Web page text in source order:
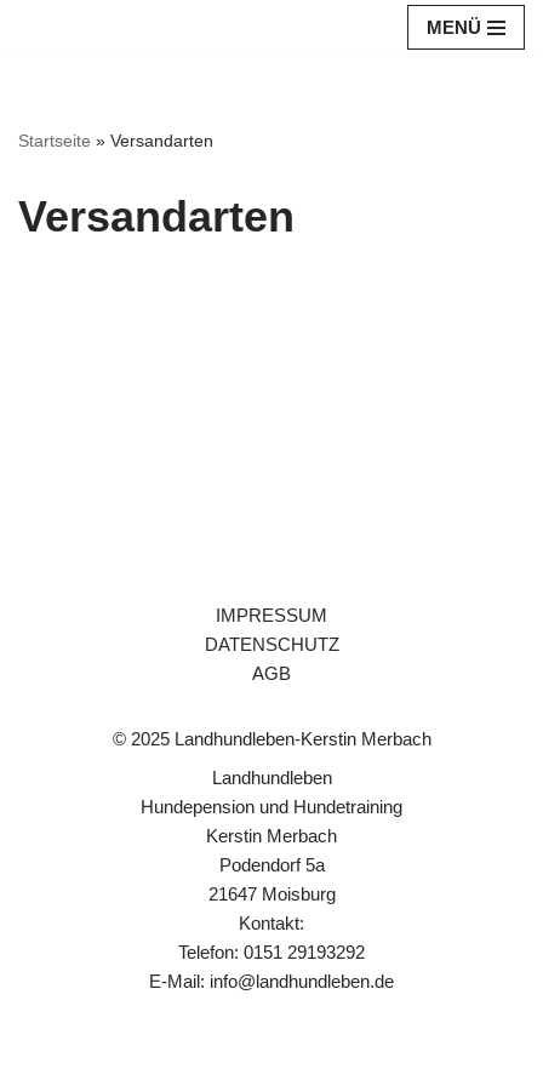
MENÜ
Startseite » Versandarten
Versandarten
IMPRESSUM
DATENSCHUTZ
AGB
© 2025 Landhundleben-Kerstin Merbach
Landhundleben
Hundepension und Hundetraining
Kerstin Merbach
Podendorf 5a
21647 Moisburg
Kontakt:
Telefon: 0151 29193292
E-Mail: info@landhundleben.de